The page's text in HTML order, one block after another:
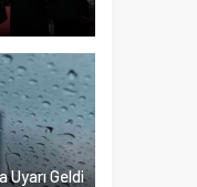
Uyarı Geldi